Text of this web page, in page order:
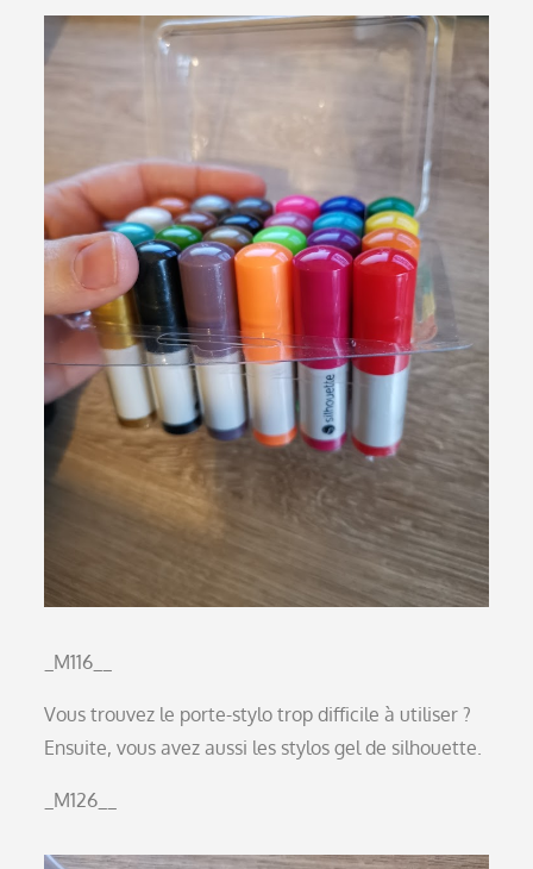
_M116__
Vous trouvez le porte-stylo trop difficile à utiliser ?
Ensuite, vous avez aussi les stylos gel de silhouette.
_M126__